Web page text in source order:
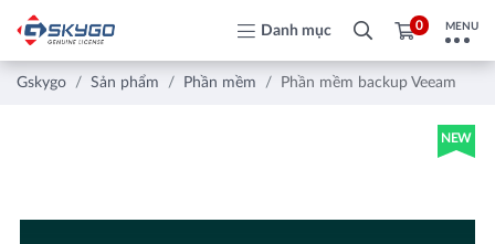
Danh mục 0 MENU
Gskygo Sản phẩm Phần mềm Phần mềm backup Veeam
NEW